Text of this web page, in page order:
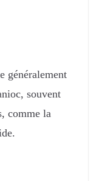
généralement
souvent
comme la